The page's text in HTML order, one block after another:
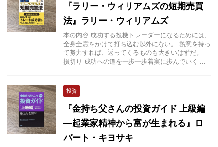
『ラリー・ウィリアムズの短期売買
法』ラリー・ウィリアムズ
本の内容 成功する投機トレーダーになるためには、
全身全霊をかけて打ち込む以外にない。 熱意を持っ
て努力すれば、返ってくるものも大きいはずだ。
損切り 成功への道を一歩一歩着実に歩んでいく ...
投資
『金持ち父さんの投資ガイド 上級編
―起業家精神から富が生まれる』ロ
バート・キヨサキ